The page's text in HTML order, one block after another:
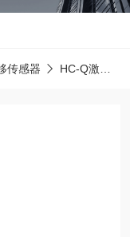
传感器 HC-Q激光位移传感器